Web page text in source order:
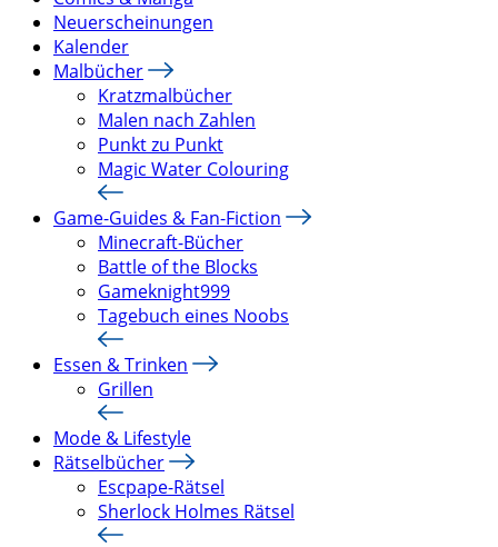
Neuerscheinungen
Kalender
Malbücher
Kratzmalbücher
Malen nach Zahlen
Punkt zu Punkt
Magic Water Colouring
Game-Guides & Fan-Fiction
Minecraft-Bücher
Battle of the Blocks
Gameknight999
Tagebuch eines Noobs
Essen & Trinken
Grillen
Mode & Lifestyle
Rätselbücher
Escpape-Rätsel
Sherlock Holmes Rätsel